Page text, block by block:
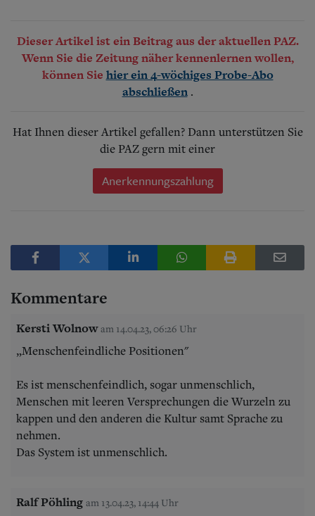
Dieser Artikel ist ein Beitrag aus der aktuellen PAZ.
Wenn Sie die Zeitung näher kennenlernen wollen,
können Sie hier ein 4-wöchiges Probe-Abo
abschließen .
Hat Ihnen dieser Artikel gefallen? Dann unterstützen Sie
die PAZ gern mit einer
Anerkennungszahlung
Kommentare
Kersti Wolnow am 14.04.23, 06:26 Uhr
„Menschenfeindliche Positionen"
Es ist menschenfeindlich, sogar unmenschlich,
Menschen mit leeren Versprechungen die Wurzeln zu
kappen und den anderen die Kultur samt Sprache zu
nehmen.
Das System ist unmenschlich.
Ralf Pöhling am 13.04.23, 14:44 Uhr